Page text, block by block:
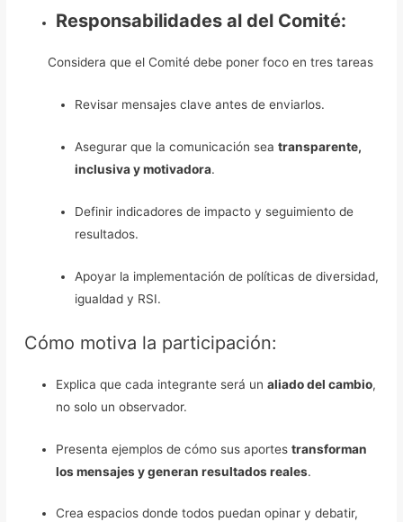
Responsabilidades al del Comité:
Considera que el Comité debe poner foco en tres tareas
Revisar mensajes clave antes de enviarlos.
Asegurar que la comunicación sea transparente,
inclusiva y motivadora.
Definir indicadores de impacto y seguimiento de
resultados.
Apoyar la implementación de políticas de diversidad,
igualdad y RSI.
Cómo motiva la participación:
Explica que cada integrante será unaliado del cambio,
no solo un observador.
Presenta ejemplos de cómo sus aportestransforman
los mensajes y generan resultados reales.
Crea espacios donde todos puedan opinar y debatir,